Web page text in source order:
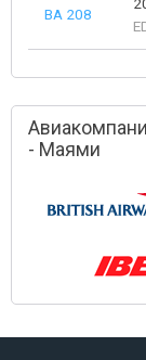
BA 208
- Маями